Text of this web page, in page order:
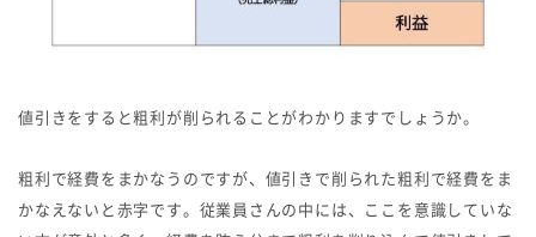
値引きをすると粗利が削られることがわかりますでしょうか。
粗利で経費をまかなうのですが、値引きで削られた粗利で経費をま
かなえないと赤字です。従業員さんの中には、ここを意識していな